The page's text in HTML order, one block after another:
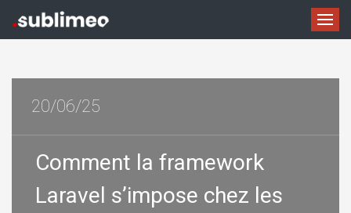
20/06/25
Comment la framework
Laravel s’impose chez les